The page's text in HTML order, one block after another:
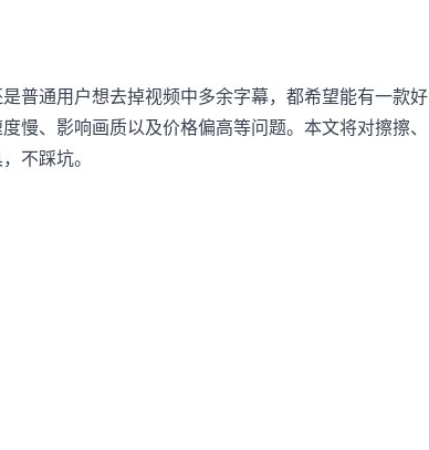
普通用户想去掉视频中多余字幕，都希望能有一款好
慢、影响画质以及价格偏高等问题。本文将对擦擦、
不踩坑。